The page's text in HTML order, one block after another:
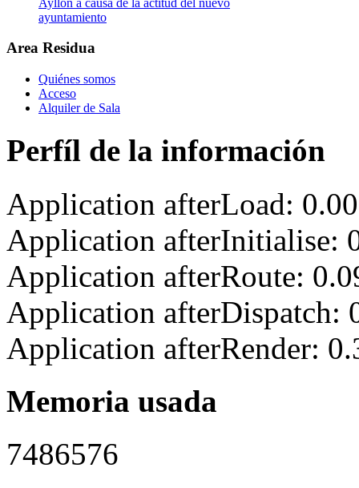
ayuntamiento
Area Residua
Quiénes somos
Acceso
Alquiler de Sala
Perfíl de la información
Application afterLoad:
Application afterInitialise:
Application afterRoute:
Application afterDispatch:
Application afterRender:
Memoria usada
7486576